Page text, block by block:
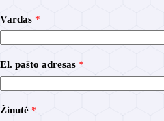
Vardas *
El. pašto adresas *
p
a
Žinutė *